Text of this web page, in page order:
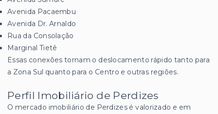
Avenida Pacaembu
Avenida Dr. Arnaldo
Rua da Consolação
Marginal Tietê
Essas conexões tornam o deslocamento rápido tanto para
a Zona Sul quanto para o Centro e outras regiões.
Perfil Imobiliário de Perdizes
O mercado imobiliário de Perdizes é valorizado e em